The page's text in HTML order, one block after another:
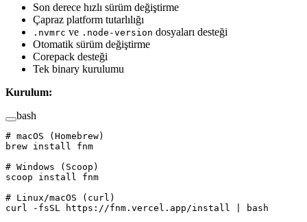
Son derece hızlı sürüm değiştirme
Çapraz platform tutarlılığı
.nvmrc ve .node-version dosyaları desteği
Otomatik sürüm değiştirme
Corepack desteği
Tek binary kurulumu
Kurulum:
bash
# macOS (Homebrew)
brew install
fnm
# Windows (Scoop)
scoop install
fnm
# Linux/macOS (curl)
curl
-fsSL https://fnm.vercel.app/install
bash